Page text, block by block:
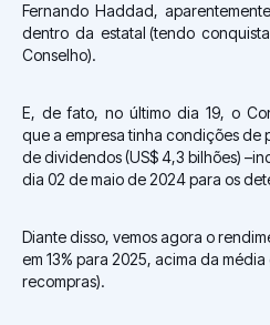
Fernando Haddad,
dentro da estatal (tendo
Conselho).
E, de fato, no último dia 19, o
que a empresa tinha condições de
de dividendos (US$ 4,3 bilhões)
dia 02 de maio de 2024 para os
Diante disso, vemos agora o
em 13% para 2025, acima da média
recompras).